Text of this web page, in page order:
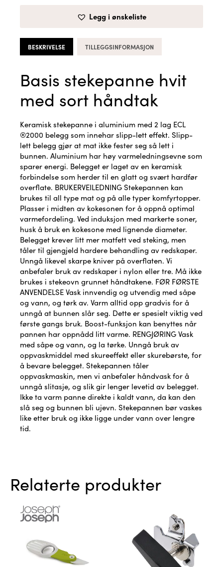
Legg i ønskeliste
BESKRIVELSE TILLEGGSINFORMASJON
Basis stekepanne hvit
med sort håndtak
Keramisk stekepanne i aluminium med 2 lag ECL
®2000 belegg som innehar slipp-lett effekt. Slipp-
lett belegg gjør at mat ikke fester seg så lett i
bunnen. Aluminium har høy varmeledningsevne som
sparer energi. Belegget er laget av en keramisk
forbindelse som herder til en glatt og svært hardfør
overflate. BRUKERVEILEDNING Stekepannen kan
brukes til all type mat og på alle typer komfyrtopper.
Plasser i midten av kokesonen for å oppnå optimal
varmefordeling. Ved induksjon med markerte soner,
husk å bruk en kokesone med lignende diameter.
Belegget krever litt mer matfett ved steking, men
tåler til gjengjeld hardere behandling av redskaper.
Unngå likevel skarpe kniver på overflaten. Vi
anbefaler bruk av redskaper i nylon eller tre. Må ikke
brukes i stekeovn grunnet håndtakene. FØR FØRSTE
ANVENDELSE Vask innvendig og utvendig med såpe
og vann, og tørk av. Varm alltid opp gradvis for å
unngå at bunnen slår seg. Dette er spesielt viktig ved
første gangs bruk. Boost-funksjon kan benyttes når
pannen har oppnådd litt varme. RENGJØRING Vask
med såpe og vann, og la tørke. Unngå bruk av
oppvaskmiddel med skureeffekt eller skurebørste, for
å bevare belegget. Stekepannen tåler
oppvaskmaskin, men vi anbefaler håndvask for å
unngå slitasje, og slik gir lenger levetid av belegget.
Ikke ta varm panne direkte i kaldt vann, da kan den
slå seg og bunnen bli ujevn. Stekepannen bør vaskes
like etter bruk og ikke ligge under vann over lengre
tid.
Relaterte produkter